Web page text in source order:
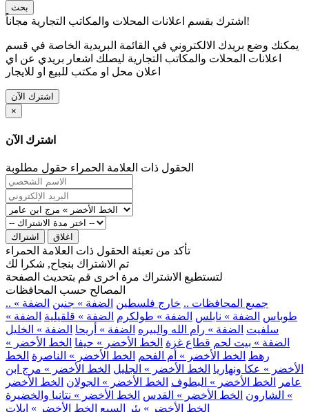
بحث
اشترك بقسم اعلانات المحلات والمكاتب التجارية مجاناً!
يمكنك وضع بريدك الالكتروني في القائمة البريدية الخاصة في قسم
اعلانات المحلات والمكاتب التجارية ليصلك اشعار بريدي عن اي
اعلان محل او مكتب للبيع او للايجار
اشترك الآن
×
اشترك الآن
الحقول ذات العلامة الحمراء حقول مطلوبة
اشتراك اغلاق
تأكد من تعبئة الحقول ذات العلامة الحمراء
تم الاشتراك بنجاح, شكرا لك
لتستطيع الاشتراك مرة اخرى قم بتحديث الصفحة
المصالح حسب المحافظات
.. جميع المحافظات .. خارج فلسطين الضفة » جنين الضفة »
طوباس الضفة » نابلس الضفة » طولكرم الضفة » قلقيلية الضفة »
سلفيت الضفة » رام الله والبيره الضفة » أريحا الضفة » الخليل
الضفة » بيت لحم قطاع غزة الخط الأخضر » حيفا الخط الأخضر »
رهط الخط الأخضر » أم الفحم الخط الأخضر » الناصرة الخط
الأخضر » عكا ونهاريا الخط الأخضر » الجليل الخط الأخضر » مرج ابن
عامر
الخط الأخضر » البطوف الخط الأخضر » الجولان الخط الأخضر
» الشارون الخط الأخضر » القدس الخط الأخضر » نتانيا والخضيرة
الخط الأخضر » بئر السبع الخط الأخضر » ايلات